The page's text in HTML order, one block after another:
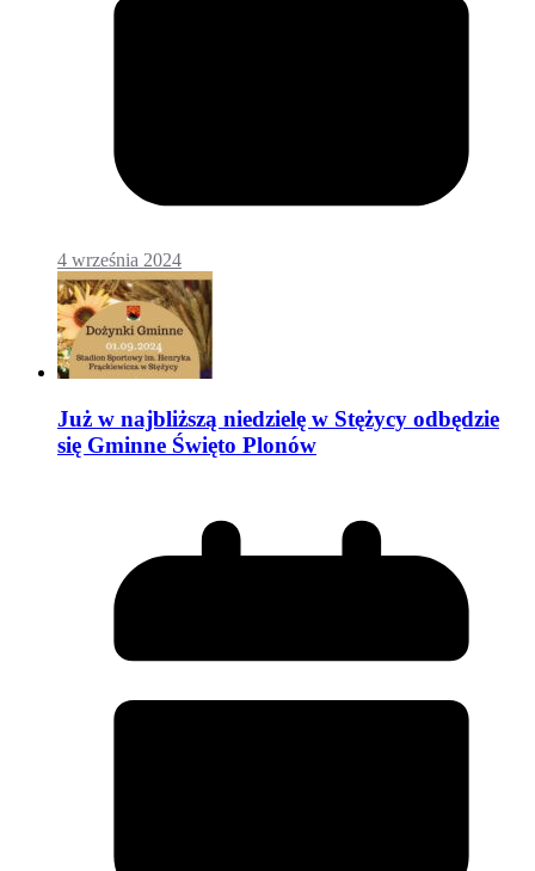
4 września 2024
Już w najbliższą niedzielę w Stężycy odbędzie
się Gminne Święto Plonów